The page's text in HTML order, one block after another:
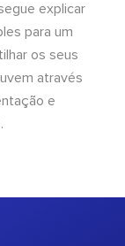
explicar
para um
os seus
através
e